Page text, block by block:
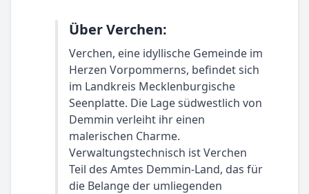
Über Verchen:
Verchen, eine idyllische Gemeinde im
Herzen Vorpommerns, befindet sich
im Landkreis Mecklenburgische
Seenplatte. Die Lage südwestlich von
Demmin verleiht ihr einen
malerischen Charme.
Verwaltungstechnisch ist Verchen
Teil des Amtes Demmin-Land, das für
die Belange der umliegenden